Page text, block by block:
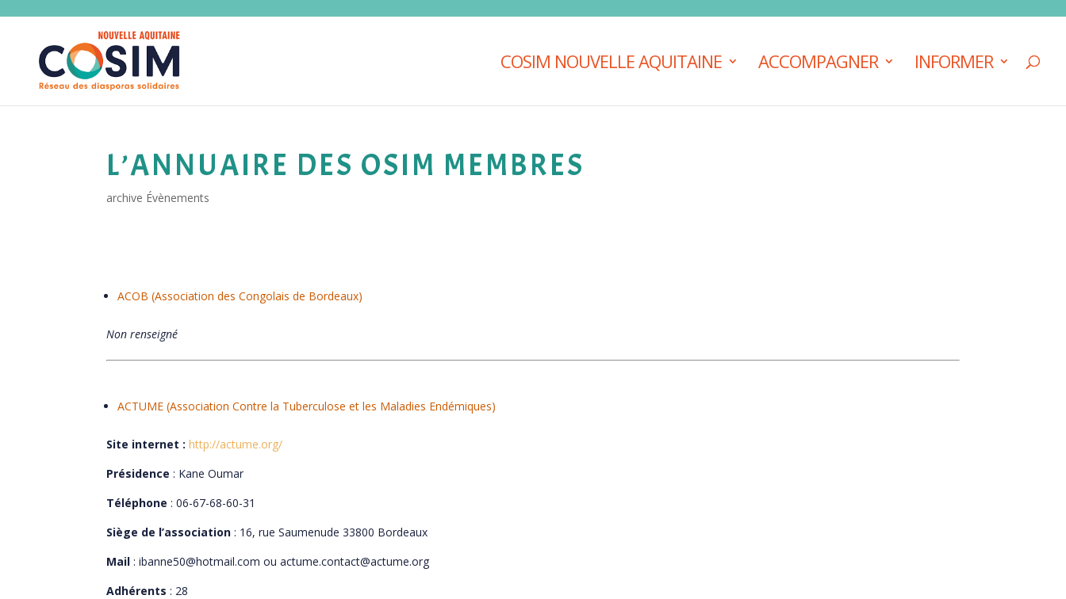
COSIM NOUVELLE AQUITAINE ACCOMPAGNER INFORMER
L’ANNUAIRE DES OSIM MEMBRES
archive Évènements
ACOB (Association des Congolais de Bordeaux)
Non renseigné
ACTUME (Association Contre la Tuberculose et les Maladies Endémiques)
Site internet : http://actume.org/
Présidence : Kane Oumar
Téléphone : 06-67-68-60-31
Siège de l’association : 16, rue Saumenude 33800 Bordeaux
Mail : ibanne50@hotmail.com ou actume.contact@actume.org
Adhérents : 28